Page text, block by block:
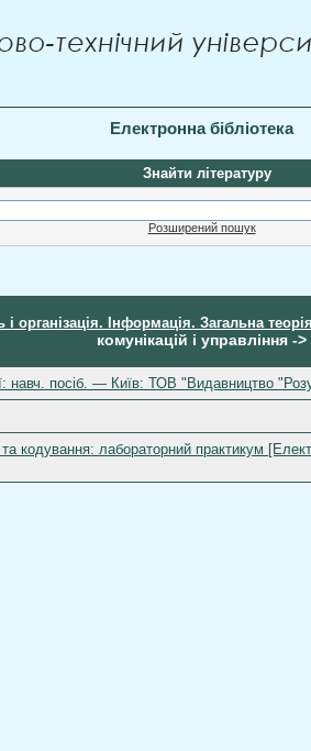
Електронна бібліотека
Знайти літературу
Розширений пошук
і організація. Інформація. Загальна
комунікацій і управління ->
навч. посіб. — Київ: ТОВ "Видавництво
кодування: лабораторний практикум